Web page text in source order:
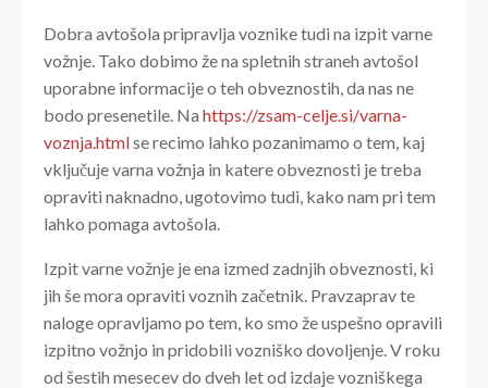
Dobra avtošola pripravlja voznike tudi na izpit varne
vožnje. Tako dobimo že na spletnih straneh avtošol
uporabne informacije o teh obveznostih, da nas ne
bodo presenetile. Na https://zsam-celje.si/varna-
voznja.htmlse recimo lahko pozanimamo o tem, kaj
vključuje varna vožnja in katere obveznosti je treba
opraviti naknadno, ugotovimo tudi, kako nam pri tem
lahko pomaga avtošola.
Izpit varne vožnje je ena izmed zadnjih obveznosti, ki
jih še mora opraviti voznih začetnik. Pravzaprav te
naloge opravljamo po tem, ko smo že uspešno opravili
izpitno vožnjo in pridobili vozniško dovoljenje. V roku
od šestih mesecev do dveh let od izdaje vozniškega